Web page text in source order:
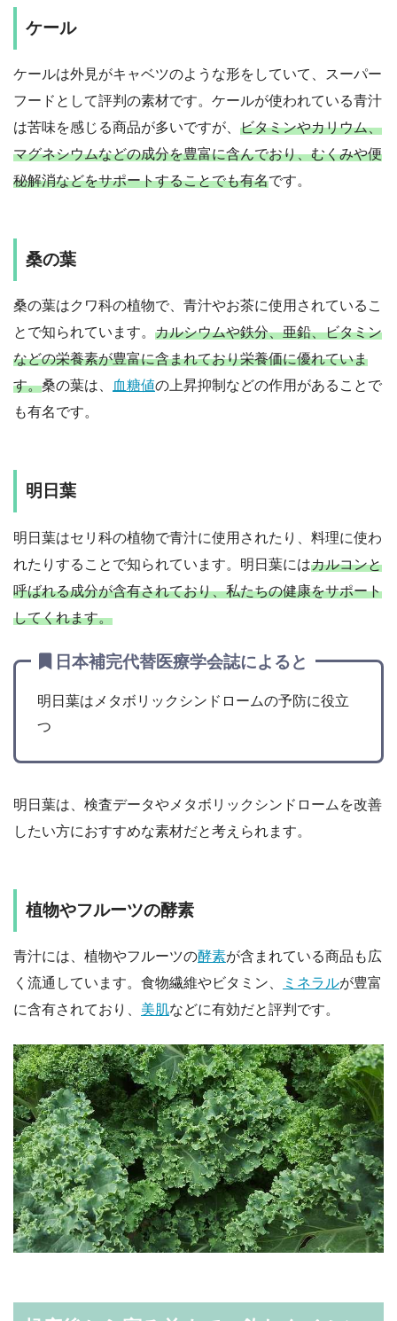
ケール
ケールは外見がキャベツのような形をしていて、スーパー
フードとして評判の素材です。ケールが使われている青汁
は苦味を感じる商品が多いですが、 ビタミンやカリウム、
マグネシウムなどの成分を豊富に含んでおり、むくみや便
秘解消などをサポートすることでも有名です。
桑の葉
桑の葉はクワ科の植物で、青汁やお茶に使用されているこ
とで知られています。 カルシウムや鉄分、亜鉛、ビタミン
などの栄養素が豊富に含まれており栄養価に優れていま
す。桑の葉は、 血糖値の上昇抑制などの作用があることで
も有名です。
明日葉
明日葉はセリ科の植物で青汁に使用されたり、料理に使わ
れたりすることで知られています。明日葉にはカルコンと
呼ばれる成分が含有されており、私たちの健康をサポート
してくれます。
日本補完代替医療学会誌によると
明日葉はメタボリックシンドロームの予防に役立
つ
明日葉は、検査データやメタボリックシンドロームを改善
したい方におすすめな素材だと考えられます。
植物やフルーツの酵素
青汁には、植物やフルーツの酵素が含まれている商品も広
く流通しています。食物繊維やビタミン、
ミネラルが豊富
に含有されており、 美肌などに有効だと評判です。